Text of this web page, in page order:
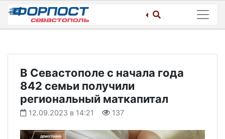
Skip
content
В Севастополе с начала года
842 семьи получили
региональный маткапитал
12.09.2023 в 14:21 137